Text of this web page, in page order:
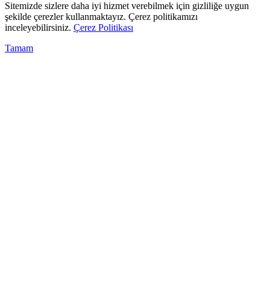
Sitemizde sizlere daha iyi hizmet verebilmek için gizliliğe uygun
şekilde çerezler kullanmaktayız. Çerez politikamızı
inceleyebilirsiniz. Çerez Politikası
Tamam